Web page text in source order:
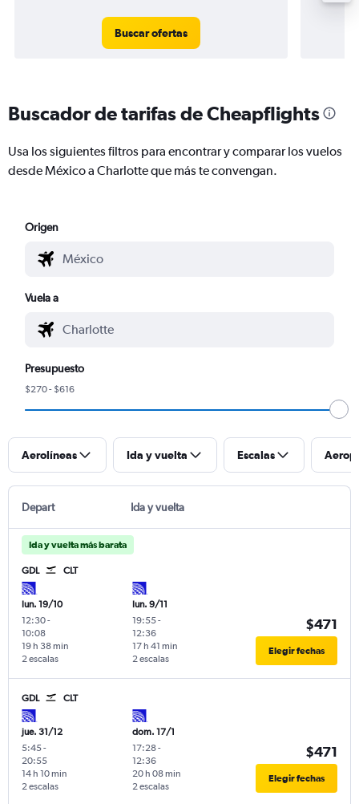
Buscar ofertas
Buscador de tarifas de Cheapflights
Usa los siguientes filtros para encontrar y comparar los vuelos
desde México a Charlotte que más te convengan.
Origen
Vuela a
Presupuesto
$270 - $616
Aerolíneas Ida y vuelta Escalas
Depart Ida y vuelta
Ida y vuelta más barata
GDL CLT
lun. 19/10
12:30-
10:08
2 escalas
19 h 38 min
lun. 9/11
19:55-
12:36
2 escalas
17 h 41 min
$471
Elegir fechas
GDL CLT
jue. 31/12
5:45-
20:55
2 escalas
14 h 10 min
dom. 17/1
17:28-
12:36
2 escalas
20 h 08 min
$471
Elegir fechas